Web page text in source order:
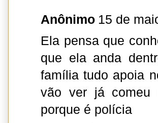
Anônimo 15 de
Ela pensa que
que ela anda
família tudo apoia
vão ver já comeu
porque é polícia